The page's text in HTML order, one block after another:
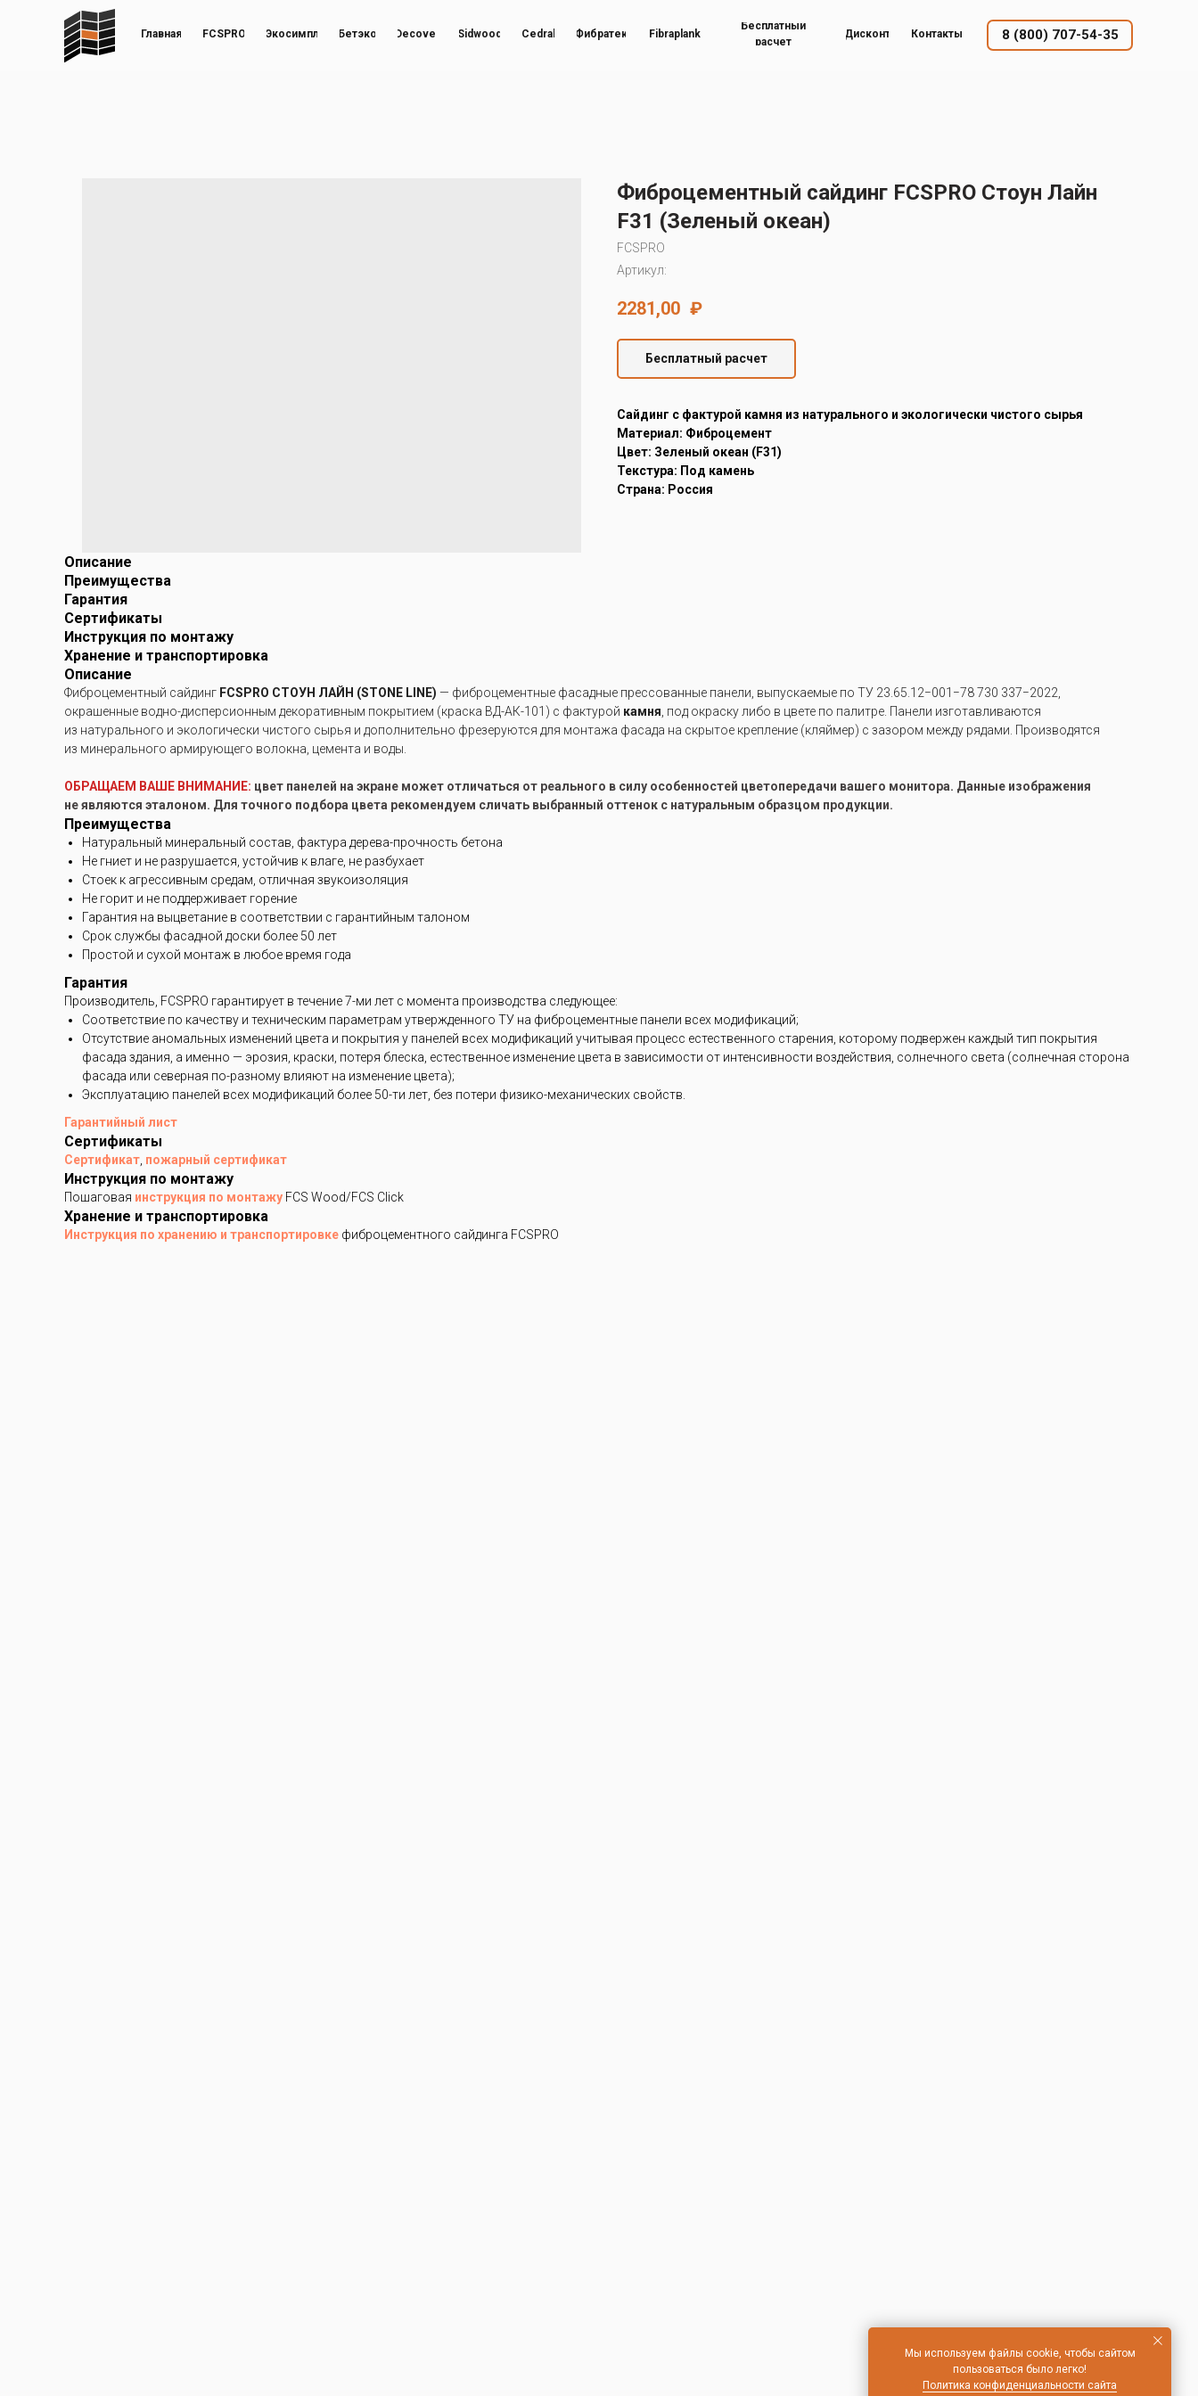
8 (800) 707-54-35
Главная FCSPRO Бетэко Decover Sidwood Cedral Фибратек
Бесплатный
расчет
Контакты
Дисконт
Экосимпл Fibraplank
Фиброцементный сайдинг FCSPRO Стоун Лайн
F31 (Зеленый океан)
FCSPRO
Артикул:
2281,00 ₽
Бесплатный расчет
Cайдинг с фактурой камня из натурального и экологически чистого сырья
Материал: Фиброцемент
Цвет: Зеленый океан (F31)
Текстура: Под камень
Страна: Россия
Описание
Преимущества
Гарантия
Сертификаты
Инструкция по монтажу
Хранение и транспортировка
Описание
Фиброцементный сайдинг FCSPRO СТОУН ЛАЙН (STONE LINE) — фиброцементные фасадные прессованные панели, выпускаемые по ТУ 23.65.12−001−78 730 337−2022,
окрашенные водно-дисперсионным декоративным покрытием (краска ВД-АК-101) с фактурой камня , под окраску либо в цвете по палитре. Панели изготавливаются
из натурального и экологически чистого сырья и дополнительно фрезеруются для монтажа фасада на скрытое крепление (кляймер) с зазором между рядами. Производятся
из минерального армирующего волокна, цемента и воды.
ОБРАЩАЕМ ВАШЕ ВНИМАНИЕ: цвет панелей на экране может отличаться от реального в силу особенностей цветопередачи вашего монитора. Данные изображения
не являются эталоном. Для точного подбора цвета рекомендуем сличать выбранный оттенок с натуральным образцом продукции.
Преимущества
Натуральный минеральный состав, фактура дерева-прочность бетона
Не гниет и не разрушается, устойчив к влаге, не разбухает
Стоек к агрессивным средам, отличная звукоизоляция
Не горит и не поддерживает горение
Гарантия на выцветание в соответствии с гарантийным талоном
Срок службы фасадной доски более 50 лет
Простой и сухой монтаж в любое время года
Гарантия
Производитель, FCSPRO гарантирует в течение 7-ми лет с момента производства следующее:
Соответствие по качеству и техническим параметрам утвержденного ТУ на фиброцементные панели всех модификаций;
Отсутствие аномальных изменений цвета и покрытия у панелей всех модификаций учитывая процесс естественного старения, которому подвержен каждый тип покрытия
фасада здания, а именно — эрозия, краски, потеря блеска, естественное изменение цвета в зависимости от интенсивности воздействия, солнечного света (солнечная сторона
фасада или северная по-разному влияют на изменение цвета);
Эксплуатацию панелей всех модификаций более 50-ти лет, без потери физико-механических свойств.
Гарантийный лист
Сертификаты
Сертификат пожарный сертификат
Инструкция по монтажу
Пошаговая инструкция по монтажу FCS Wood/FCS Click
Хранение и транспортировка
Инструкция по хранению и транспортировке фиброцементного сайдинга FCSPRO
Мы используем файлы cookie, чтобы сайтом
пользоваться было легко!
Политика конфиденциальности сайта